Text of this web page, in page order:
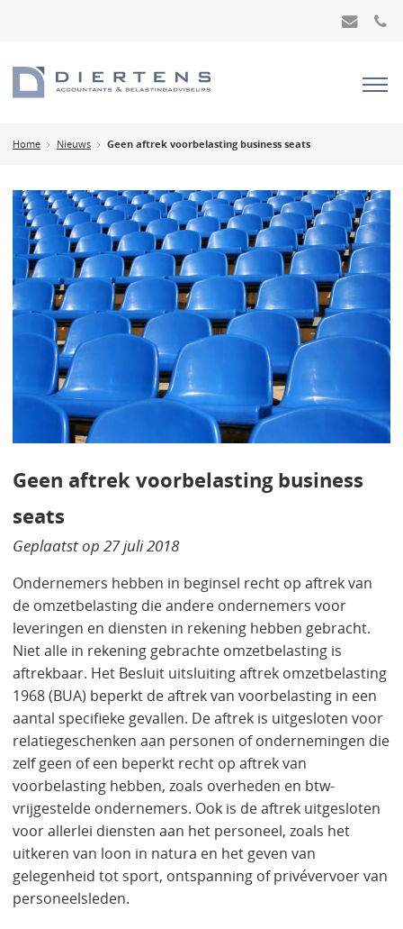
Home Nieuws Geen aftrek voorbelasting business seats
Geen aftrek voorbelasting business
seats
Geplaatst op 27 juli 2018
Ondernemers hebben in beginsel recht op aftrek van
de omzetbelasting die andere ondernemers voor
leveringen en diensten in rekening hebben gebracht.
Niet alle in rekening gebrachte omzetbelasting is
aftrekbaar. Het Besluit uitsluiting aftrek omzetbelasting
1968 (BUA) beperkt de aftrek van voorbelasting in een
aantal specifieke gevallen. De aftrek is uitgesloten voor
relatiegeschenken aan personen of ondernemingen die
zelf geen of een beperkt recht op aftrek van
voorbelasting hebben, zoals overheden en btw-
vrijgestelde ondernemers. Ook is de aftrek uitgesloten
voor allerlei diensten aan het personeel, zoals het
uitkeren van loon in natura en het geven van
gelegenheid tot sport, ontspanning of privévervoer van
personeelsleden.